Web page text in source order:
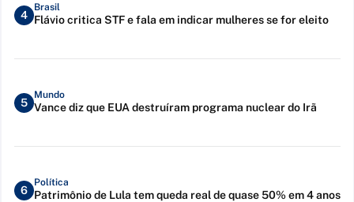
4
Brasil
Flávio critica STF e fala em indicar mulheres se for eleito
5
Mundo
Vance diz que EUA destruíram programa nuclear do Irã
6
Política
Patrimônio de Lula tem queda real de quase 50% em 4 anos